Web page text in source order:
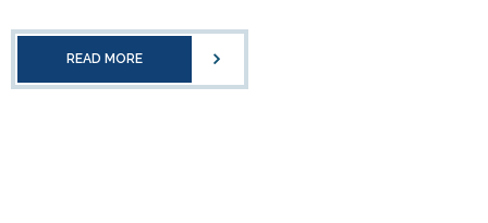
READ MORE